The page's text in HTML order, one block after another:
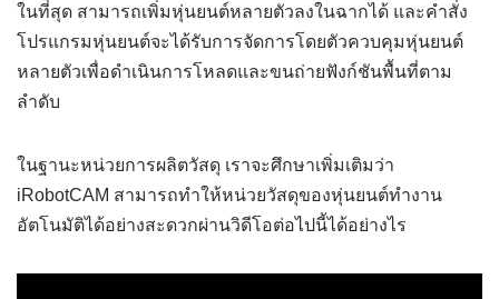
ในที่สุด สามารถเพิ่มหุ่นยนต์หลายตัวลงในฉากได้ และคำสั่ง
โปรแกรมหุ่นยนต์จะได้รับการจัดการโดยตัวควบคุมหุ่นยนต์
หลายตัวเพื่อดำเนินการโหลดและขนถ่ายฟังก์ชันพื้นที่ตาม
ลำดับ
ในฐานะหน่วยการผลิตวัสดุ เราจะศึกษาเพิ่มเติมว่า
iRobotCAM สามารถทำให้หน่วยวัสดุของหุ่นยนต์ทำงาน
อัตโนมัติได้อย่างสะดวกผ่านวิดีโอต่อไปนี้ได้อย่างไร